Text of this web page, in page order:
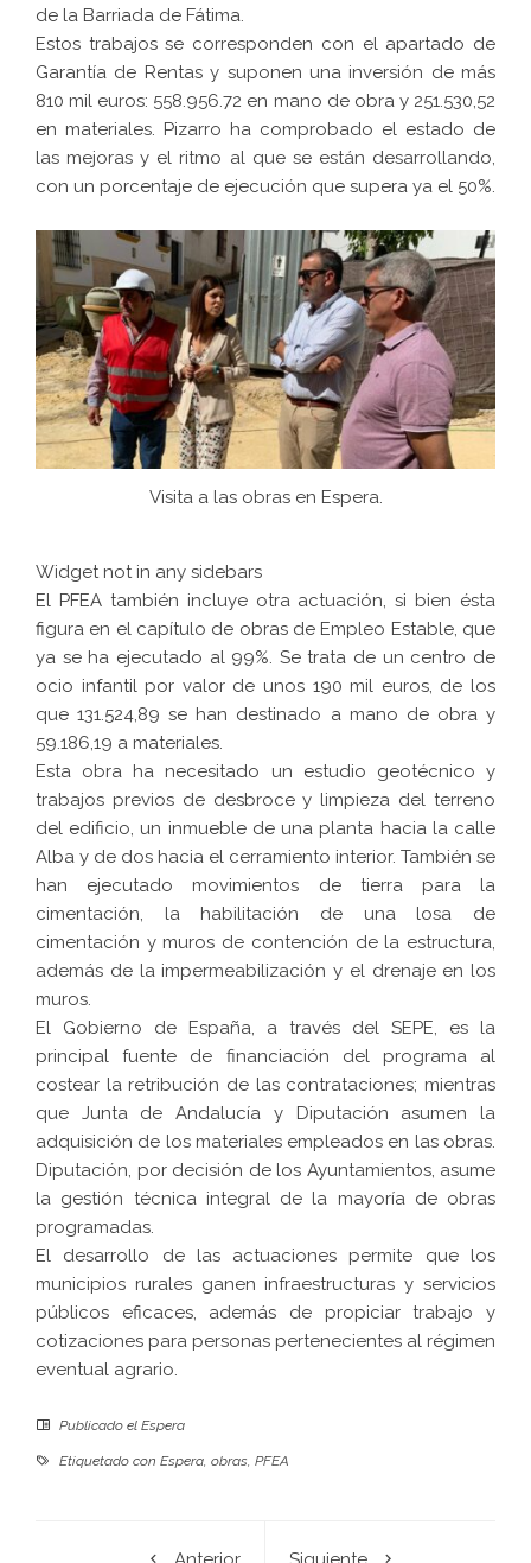
de la Barriada de Fátima.
Estos trabajos se corresponden con el apartado de
Garantía de Rentas y suponen una inversión de más
810 mil euros: 558.956.72 en mano de obra y 251.530,52
en materiales. Pizarro ha comprobado el estado de
las mejoras y el ritmo al que se están desarrollando,
con un porcentaje de ejecución que supera ya el 50%.
Visita a las obras en Espera.
Widget not in any sidebars
El PFEA también incluye otra actuación, si bien ésta
figura en el capítulo de obras de Empleo Estable, que
ya se ha ejecutado al 99%. Se trata de un centro de
ocio infantil por valor de unos 190 mil euros, de los
que 131.524,89 se han destinado a mano de obra y
59.186,19 a materiales.
Esta obra ha necesitado un estudio geotécnico y
trabajos previos de desbroce y limpieza del terreno
del edificio, un inmueble de una planta hacia la calle
Alba y de dos hacia el cerramiento interior. También se
han ejecutado movimientos de tierra para la
cimentación, la habilitación de una losa de
cimentación y muros de contención de la estructura,
además de la impermeabilización y el drenaje en los
muros.
El Gobierno de España, a través del SEPE, es la
principal fuente de financiación del programa al
costear la retribución de las contrataciones; mientras
que Junta de Andalucía y Diputación asumen la
adquisición de los materiales empleados en las obras.
Diputación, por decisión de los Ayuntamientos, asume
la gestión técnica integral de la mayoría de obras
programadas.
El desarrollo de las actuaciones permite que los
municipios rurales ganen infraestructuras y servicios
públicos eficaces, además de propiciar trabajo y
cotizaciones para personas pertenecientes al régimen
eventual agrario.
Publicado el Espera
Etiquetado con Espera, obras, PFEA